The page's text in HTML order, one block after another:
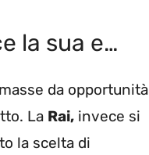
la sua e…
da opportunità
La Rai, invece si
la scelta di